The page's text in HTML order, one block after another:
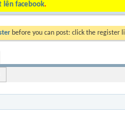
lên facebook.
before you can post: click the register